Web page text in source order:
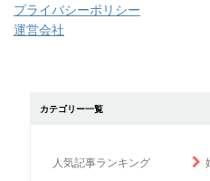
プライバシーポリシー
運営会社
カテゴリー一覧
人気記事ランキング